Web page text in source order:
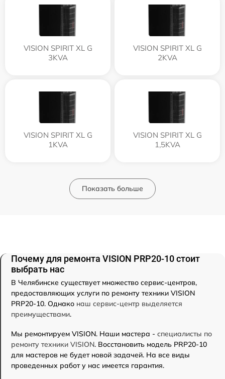
VISION SPIRIT XL G
3KVA
VISION SPIRIT XL G
2KVA
VISION SPIRIT XL G
1KVA
VISION SPIRIT XL G
1,5KVA
Показать больше
Почему для ремонта VISION PRP20-10 стоит
выбрать нас
В Челябинске существует множество сервис-центров,
предоставляющих услуги по ремонту техники VISION
PRP20-10. Однако наш сервис-центр выделяется
преимуществами.
Мы ремонтируем VISION. Наши мастера - специалисты по
ремонту техники VISION. Восстановить модель PRP20-10
для мастеров не будет новой задачей. На все виды
проведенных работ у нас имеется гарантия.